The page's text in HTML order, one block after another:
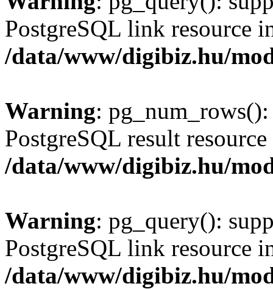
PostgreSQL link resource
/data/www/digibiz.hu/
Warning:
PostgreSQL result
/data/www/digibiz.hu/
Warning: pg_query():
PostgreSQL link resource
/data/www/digibiz.hu/